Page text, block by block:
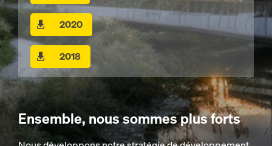
2020
2018
Ensemble, nous sommes plus forts